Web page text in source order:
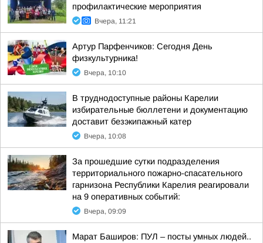
профилактические мероприятия
Вчера, 11:21
Артур Парфенчиков: Сегодня День
физкультурника!
Вчера, 10:10
В труднодоступные районы Карелии
избирательные бюллетени и документацию
доставит безэкипажный катер
Вчера, 10:08
За прошедшие сутки подразделения
территориального пожарно-спасательного
гарнизона Республики Карелия реагировали
на 9 оперативных событий:
Вчера, 09:09
Марат Баширов: ПУЛ – посты умных людей..